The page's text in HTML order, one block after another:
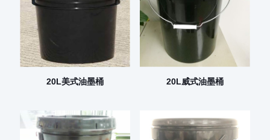
20L美式油墨桶 20L威式油墨桶